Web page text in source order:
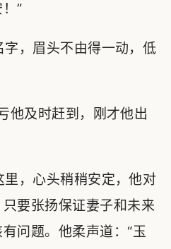
”
，眉头不由得一动，低
他及时赶到，刚才他出
，心头稍稍安定，他对
要张扬保证妻子和未来
问题。他柔声道：“玉